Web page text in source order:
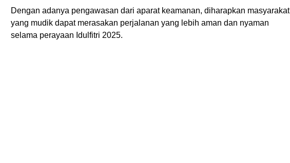
Dengan adanya pengawasan dari aparat keamanan, diharapkan masyarakat
yang mudik dapat merasakan perjalanan yang lebih aman dan nyaman
selama perayaan Idulfitri 2025.